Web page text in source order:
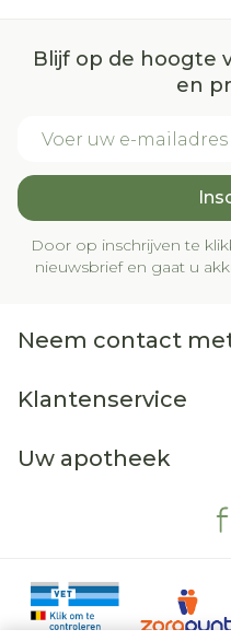
Blijf op de hoogte
en
Door op inschrijven te
nieuwsbrief en gaat u
Neem contact
Klantenservice
Uw apotheek